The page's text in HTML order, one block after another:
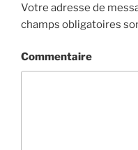
Votre adresse de
champs obligatoires
Commentaire